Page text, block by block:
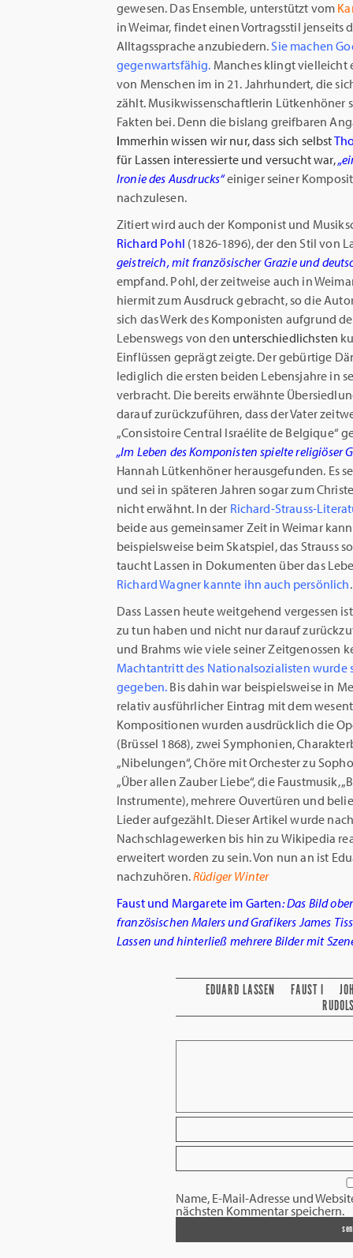
gewesen. Das Ensemble, unterstützt vom
in Weimar, findet einen Vortragsstil jenseits
Alltagssprache anzubiedern.Sie machen
gegenwartsfähig. Manches klingt vielleicht
von Menschen im in 21. Jahrhundert, die
zählt. Musikwissenschaftlerin Lütkenhöner
Fakten bei. Denn die bislang greifbaren
Immerhin wissen wir nur, dass sich selbst
für Lassen interessierte und versucht war,
Ironie des Ausdrucks“einiger seiner
nachzulesen.
Zitiert wird auch der Komponist und
Richard Pohl (1826-1896), der den Stil von
geistreich, mit französischer Grazie und
empfand. Pohl, der zeitweise auch in
hiermit zum Ausdruck gebracht, so die
sich das Werk des Komponisten aufgrund
Lebenswegs von den unterschiedlichsten
Einflüssen geprägt zeigte. Der gebürtige
lediglich die ersten beiden Lebensjahre in
verbracht. Die bereits erwähnte
darauf zurückzuführen, dass der Vater
„Consistoire Central Israélite de Belgique“
„Im Leben des Komponisten spielte religiöser
Hannah Lütkenhöner herausgefunden. Es
und sei in späteren Jahren sogar zum
nicht erwähnt. In der Richard-Strauss-
beide aus gemeinsamer Zeit in Weimar
beispielsweise beim Skatspiel, das Strauss
taucht Lassen in Dokumenten über das
Richard Wagner kannte ihn auch persönlich.
Dass Lassen heute weitgehend vergessen
zu tun haben und nicht nur darauf
und Brahms wie viele seiner Zeitgenossen
Machtantritt des Nationalsozialisten wurde
gegeben. Bis dahin war beispielsweise in
relativ ausführlicher Eintrag mit dem
Kompositionen wurden ausdrücklich die
(Brüssel 1868), zwei Symphonien,
„Nibelungen“, Chöre mit Orchester zu
„Über allen Zauber Liebe“, die Faustmusik,
Instrumente), mehrere Ouvertüren und
Lieder aufgezählt. Dieser Artikel wurde
Nachschlagewerken bis hin zu Wikipedia
erweitert worden zu sein. Von nun an ist
nachzuhören.Rüdiger Winter
Faust und Margarete im Garten: Das Bild
französischen Malers und Grafikers James
Lassen und hinterließ mehrere Bilder mit
EDUARD LASSEN FAUST I
Name, E-Mail-Adresse und
nächsten Kommentar speichern.